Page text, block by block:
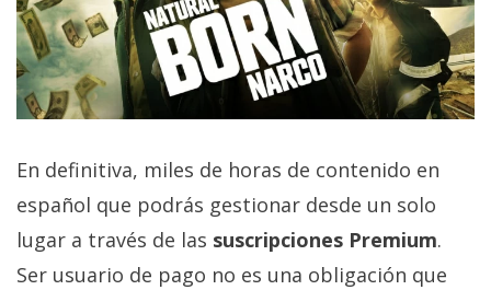
En definitiva, miles de horas de contenido en
español que podrás gestionar desde un solo
lugar a través de las suscripciones Premium.
Ser usuario de pago no es una obligación que